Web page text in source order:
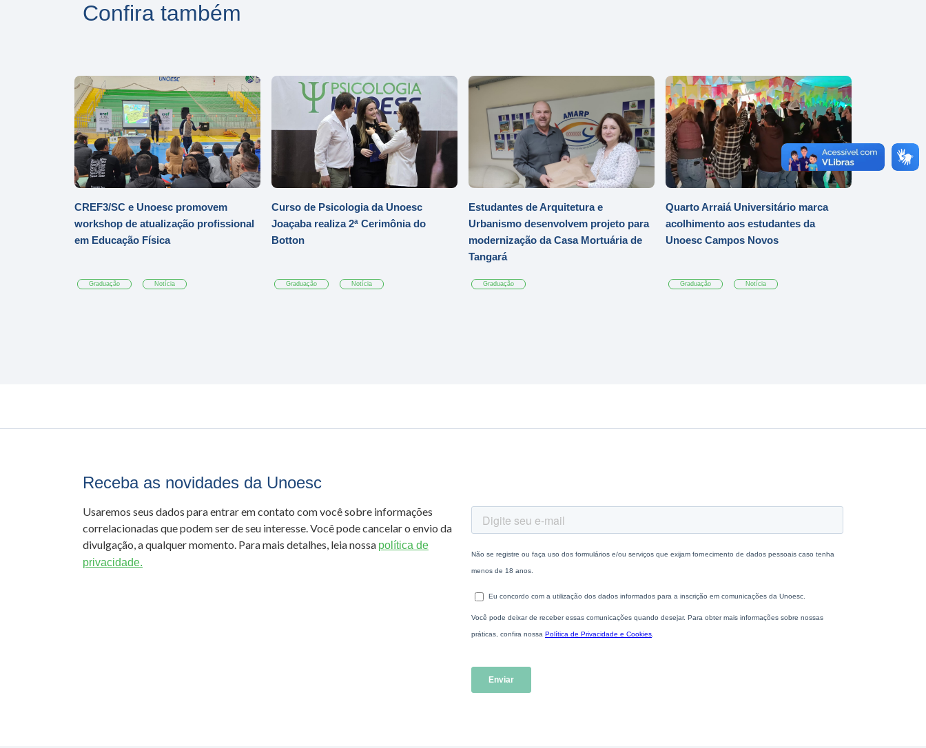
Confira também
CREF3/SC e Unoesc promovem
workshop de atualização profissional
em Educação Física
Graduação Notícia
Curso de Psicologia da Unoesc
Joaçaba realiza 2ª Cerimônia do
Botton
Graduação Notícia
Estudantes de Arquitetura e
Urbanismo desenvolvem projeto para
modernização da Casa Mortuária de
Tangará
Graduação
Quarto Arraiá Universitário marca
acolhimento aos estudantes da
Unoesc Campos Novos
Graduação Notícia
Receba as novidades da Unoesc
Usaremos seus dados para entrar em contato com você sobre informações
correlacionadas que podem ser de seu interesse. Você pode cancelar o envio da
divulgação, a qualquer momento. Para mais detalhes, leia nossa política de
privacidade.